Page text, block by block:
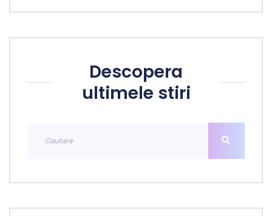
Descopera
ultimele stiri